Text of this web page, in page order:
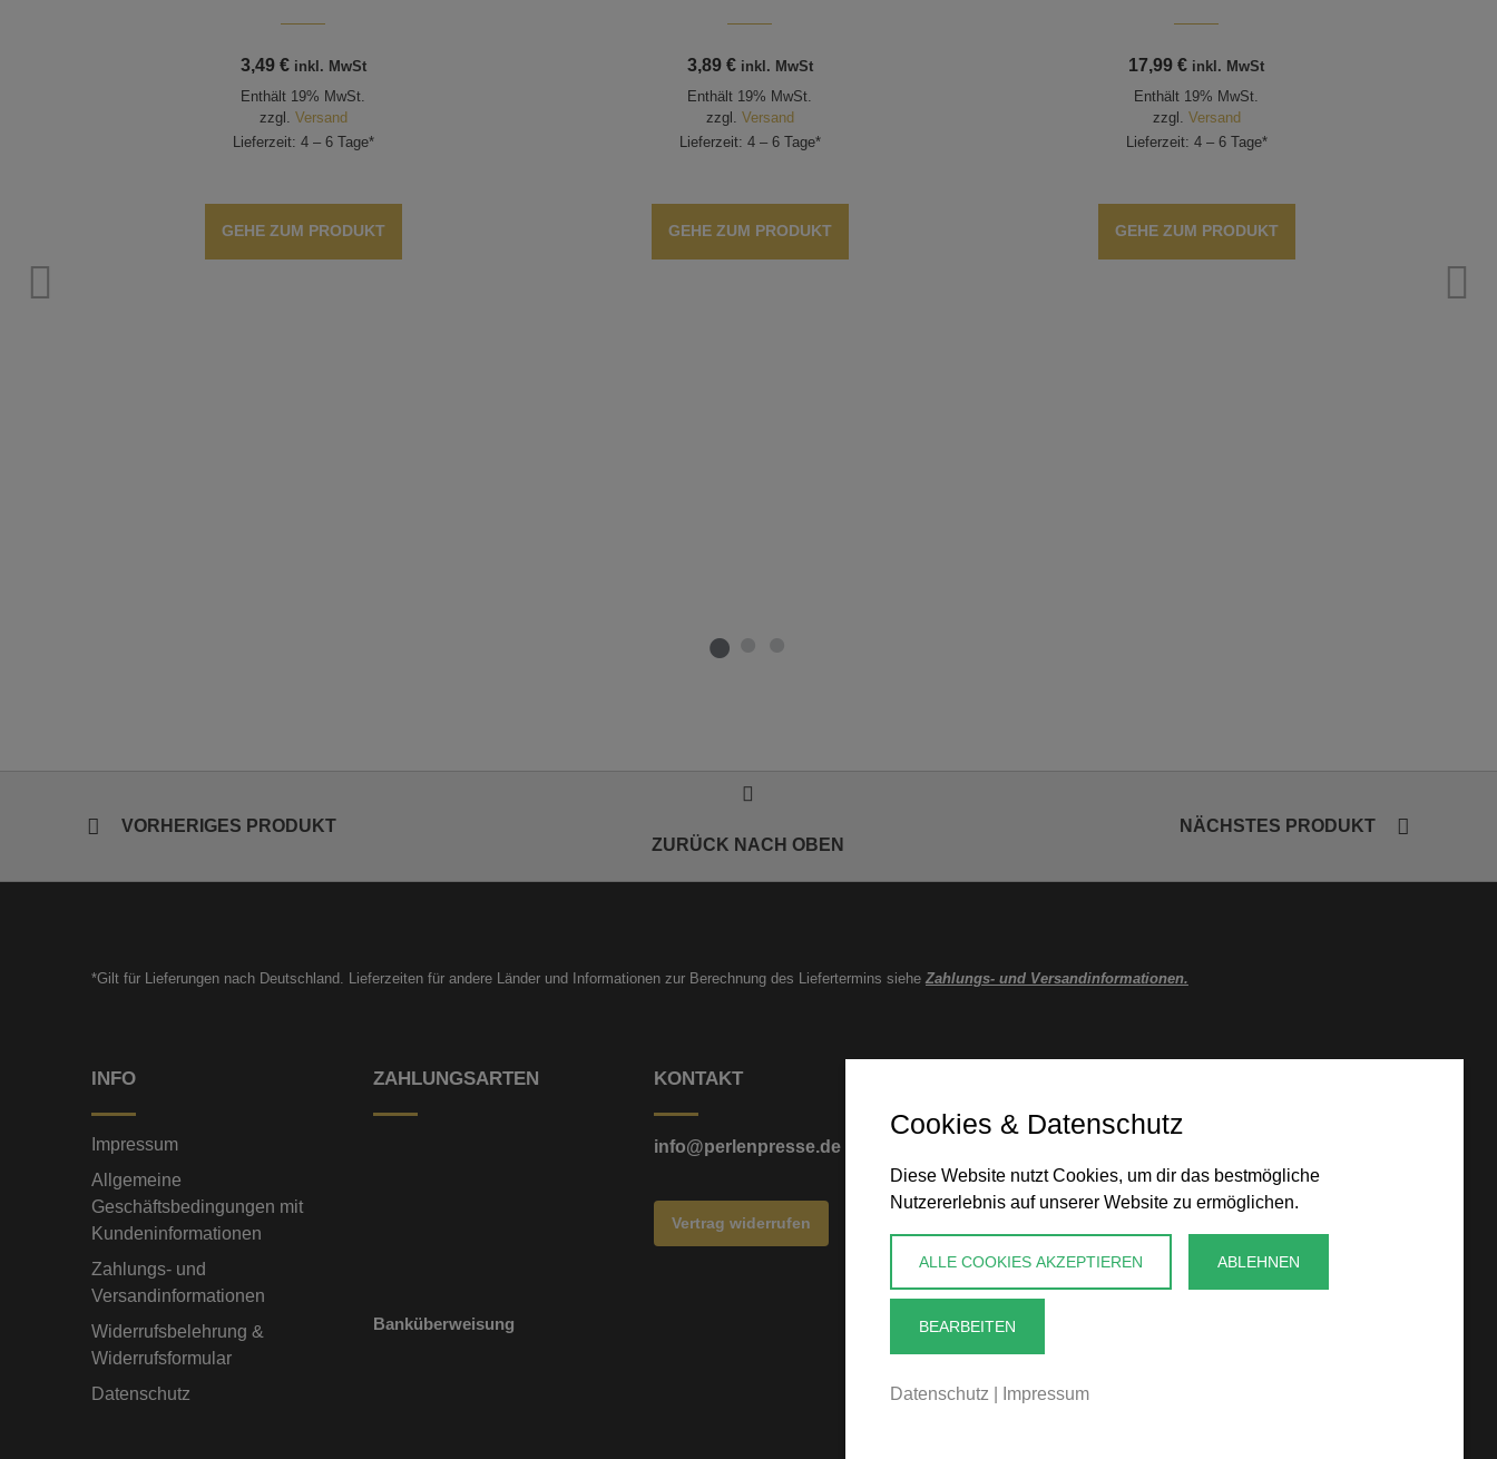
3,49 € inkl. MwSt
Enthält 19% MwSt.
zzgl. Versand
Lieferzeit: 4 – 6 Tage*
GEHE ZUM PRODUKT
3,89 € inkl. MwSt
Enthält 19% MwSt.
zzgl. Versand
Lieferzeit: 4 – 6 Tage*
GEHE ZUM PRODUKT
17,99€ inkl. MwSt
Enthält 19% MwSt.
zzgl. Versand
Lieferzeit: 4 – 6 Tage*
GEHE ZUM PRODUKT
VORHERIGES PRODUKT
NÄCHSTES PRODUKT
ZURÜCK NACH OBEN
*Gilt für Lieferungen nach Deutschland. Lieferzeiten für andere Länder und Informationen zur Berechnung des Liefertermins siehe Zahlungs- und Versandinformationen.
INFO
Impressum
Allgemeine
Geschäftsbedingungen mit
Kundeninformationen
Zahlungs- und
Versandinformationen
Widerrufsbelehrung &
Widerrufsformular
Datenschutz
ZAHLUNGSARTEN
Banküberweisung
KONTAKT
info@perlenpresse.de
Vertrag widerrufen
Cookies & Datenschutz
Diese Website nutzt Cookies, um dir das bestmögliche
Nutzererlebnis auf unserer Website zu ermöglichen.
ALLE COOKIES AKZEPTIEREN ABLEHNEN
BEARBEITEN
Datenschutz Impressum